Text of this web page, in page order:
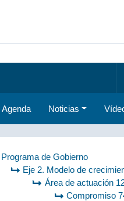
Agenda Noticias
Programa de Gobierno
Eje 2. Modelo de
Área de actuación
Compromiso